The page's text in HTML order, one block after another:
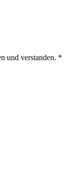
und verstanden. *